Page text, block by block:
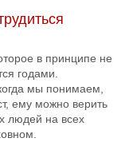
в принципе не
годами.
мы понимаем,
ему можно верить
людей на всех